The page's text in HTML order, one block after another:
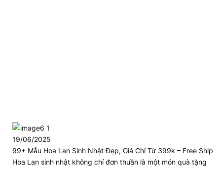
19/06/2025
99+ Mẫu Hoa Lan Sinh Nhật Đẹp, Giá Chỉ Từ 399k – Free Ship
Hoa Lan sinh nhật không chỉ đơn thuần là một món quà tặng